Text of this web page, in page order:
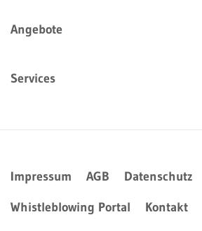
Angebote
Services
Impressum AGB
Datenschutz
Whistleblowing Portal
Kontakt